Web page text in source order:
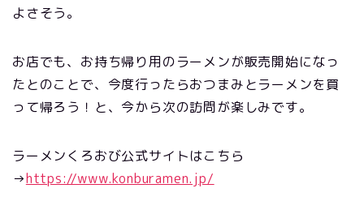
よさそう。
お店でも、お持ち帰り用のラーメンが販売開始になっ
たとのことで、今度行ったらおつまみとラーメンを買
って帰ろう！と、今から次の訪問が楽しみです。
ラーメンくろおび公式サイトはこちら
→https://www.konburamen.jp/